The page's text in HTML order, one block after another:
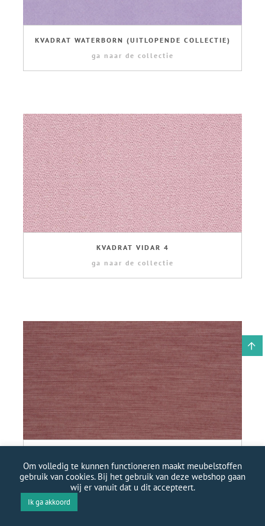
KVADRAT WATERBORN (UITLOPENDE COLLECTIE)
ga naar de collectie
KVADRAT VIDAR 4
ga naar de collectie
ga naar de collectie
Om volledig te kunnen functioneren maakt meubelstoffen
gebruik van cookies. Bij het gebruik van deze webshop gaan
wij er vanuit dat u dit accepteert.
Ik ga akkoord